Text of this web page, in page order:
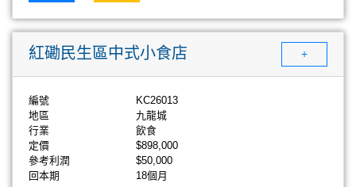
紅磡民生區中式小食店 +
編號
KC26013
地區
九龍城
行業
飲食
定價
$898,000
參考利潤
$50,000
回本期
18個月